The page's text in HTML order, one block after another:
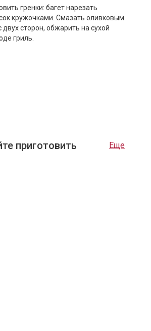
гренки: багет нарезать
кружочками. Смазать оливковым
двух сторон, обжарить на сухой
гриль.
приготовить Еще